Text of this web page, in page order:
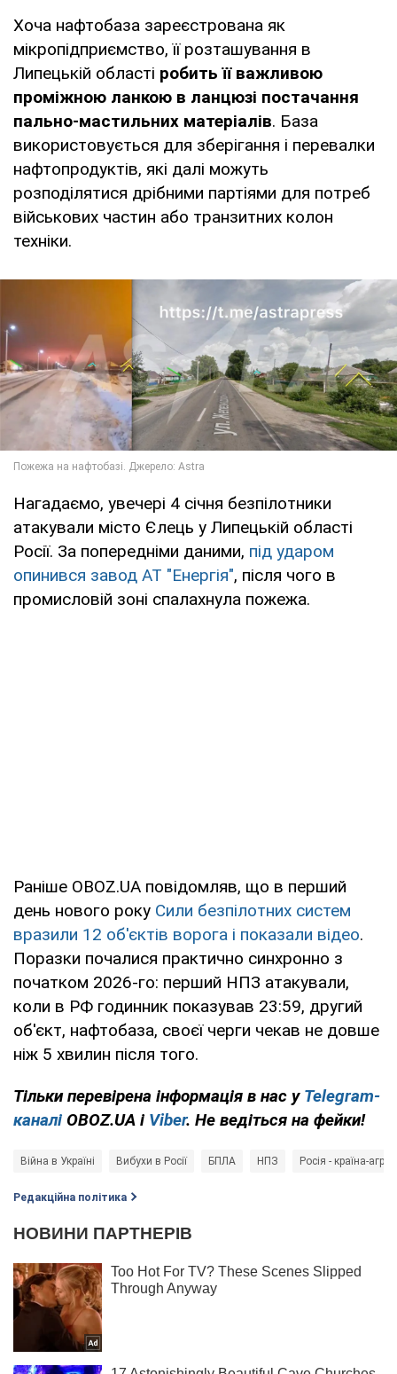
Хоча нафтобаза зареєстрована як
мікропідприємство, її розташування в
Липецькій області робить її важливою
проміжною ланкою в ланцюзі постачання
пально-мастильних матеріалів. База
використовується для зберігання і перевалки
нафтопродуктів, які далі можуть
розподілятися дрібними партіями для потреб
військових частин або транзитних колон
техніки.
Нагадаємо, увечері 4 січня безпілотники
атакували місто Єлець у Липецькій області
Росії. За попередніми даними, під ударом
опинився завод АТ "Енергія", після чого в
промисловій зоні спалахнула пожежа.
Раніше OBOZ.UA повідомляв, що в перший
день нового року Сили безпілотних систем
вразили 12 об'єктів ворога і показали відео.
Поразки почалися практично синхронно з
початком 2026-го: перший НПЗ атакували,
коли в РФ годинник показував 23:59, другий
об'єкт, нафтобаза, своєї черги чекав не довше
ніж 5 хвилин після того.
Тільки перевірена інформація в нас у Telegram-
каналі OBOZ.UA і Viber. Не ведіться на фейки!
Війна в Україні Вибухи в Росії БПЛА НПЗ Росія - країна-
Редакційна політика